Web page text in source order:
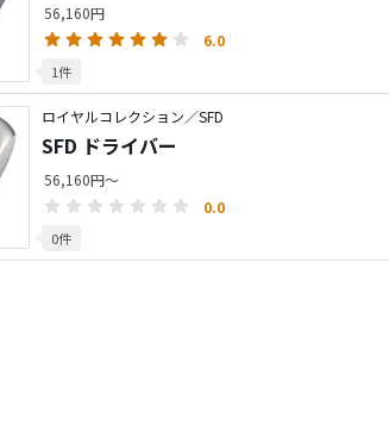
56,160円
6.0
1件
ロイヤルコレクション／SFD
SFD ドライバー
56,160円～
0.0
0件